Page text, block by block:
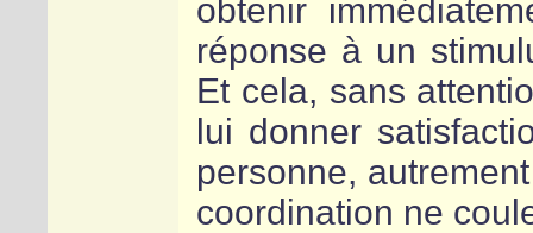
obtenir
réponse à un
Et cela, sans
lui donner
personne,
coordination ne